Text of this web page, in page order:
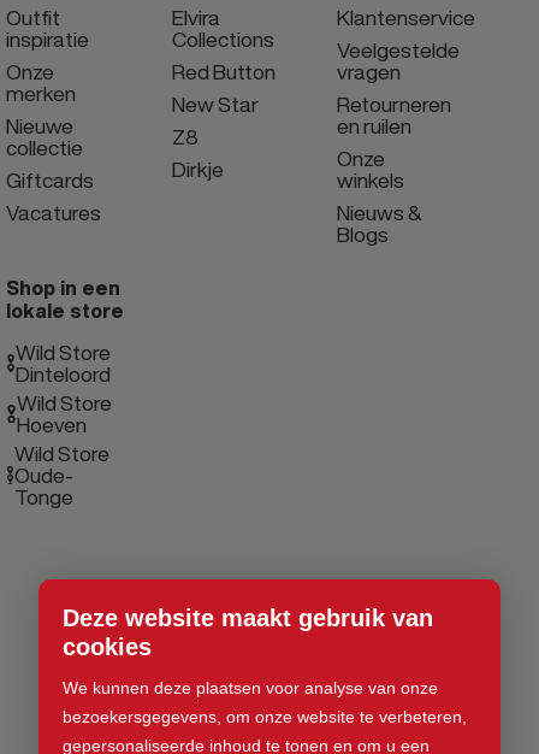
Deze website maakt gebruik van
cookies
We kunnen deze plaatsen voor analyse van onze
bezoekersgegevens, om onze website te verbeteren,
gepersonaliseerde inhoud te tonen en om u een
Outfit
inspiratie
Onze
merken
Nieuwe
collectie
Giftcards
Vacatures
Elvira
Collections
Red Button
New Star
Z8
Dirkje
Klantenservice
Veelgestelde
vragen
Retourneren
en ruilen
Onze
winkels
Nieuws &
Blogs
Shop in een
lokale store
Wild Store
Dinteloord
Wild Store
Hoeven
Wild Store
Oude-
Tonge